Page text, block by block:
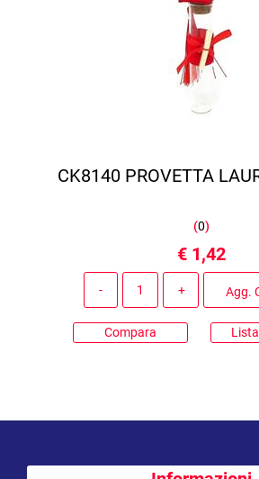
CK8140 PROVETTA
(0)
€ 1,42
Agg.
Compara